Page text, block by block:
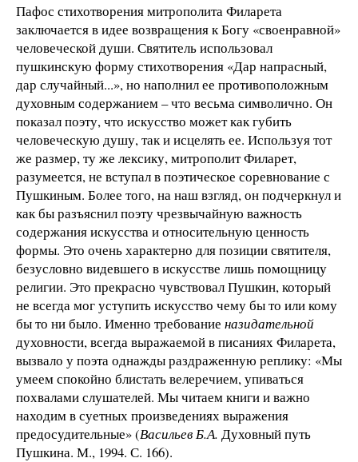
Пафос стихотворения митрополита Филарета
заключается в идее возвращения к Богу «своенравной»
человеческой души. Святитель использовал
пушкинскую форму стихотворения «Дар напрасный,
дар случайный...», но наполнил ее противоположным
духовным содержанием – что весьма символично. Он
показал поэту, что искусство может как губить
человеческую душу, так и исцелять ее. Используя тот
же размер, ту же лексику, митрополит Филарет,
разумеется, не вступал в поэтическое соревнование с
Пушкиным. Более того, на наш взгляд, он подчеркнул и
как бы разъяснил поэту чрезвычайную важность
содержания искусства и относительную ценность
формы. Это очень характерно для позиции святителя,
безусловно видевшего в искусстве лишь помощницу
религии. Это прекрасно чувствовал Пушкин, который
не всегда мог уступить искусство чему бы то или кому
бы то ни было. Именно требование назидательной
духовности, всегда выражаемой в писаниях Филарета,
вызвало у поэта однажды раздраженную реплику: «Мы
умеем спокойно блистать велеречием, упиваться
похвалами слушателей. Мы читаем книги и важно
находим в суетных произведениях выражения
предосудительные» (Васильев Б.А. Духовный путь
Пушкина. М., 1994. С. 166).